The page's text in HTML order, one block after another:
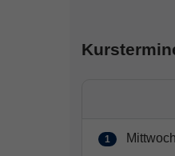
1 Mittwoch